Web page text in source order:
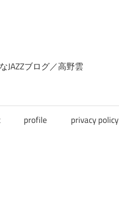
JAZZブログ／高野雲
profile privacy policy